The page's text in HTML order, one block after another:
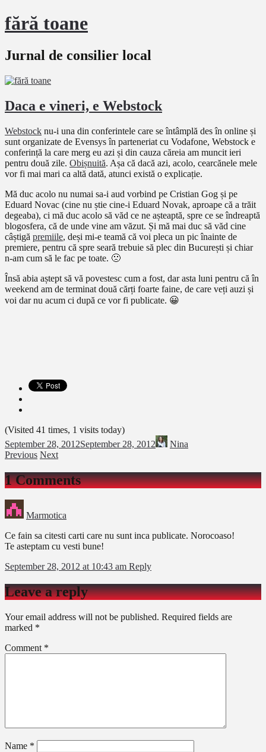
fără toane
Jurnal de consilier local
Daca e vineri, e Webstock
Webstock nu-i una din conferintele care se întâmplă des în online și
sunt organizate de Evensys în parteneriat cu Vodafone, Webstock e
conferință la care merg eu azi și din cauza căreia am muncit ieri
pentru două zile. Obișnuită. Așa că dacă azi, acolo, cearcănele mele
vor fi mai mari ca altă dată, atunci există o explicație.
Mă duc acolo nu numai sa-i aud vorbind pe Cristian Gog și pe
Eduard Novac (cine nu știe cine-i Eduard Novak, aproape că a trăit
degeaba), ci mă duc acolo să văd ce ne așteaptă, spre ce se îndreaptă
blogosfera, că de unde vine am văzut. Și mă mai duc să văd cine
câștigă premiile, deși mi-e teamă că voi pleca un pic înainte de
premiere, pentru că spre seară trebuie să plec din București și chiar
n-am cum să le fac pe toate. 🙁
Însă abia aștept să vă povestesc cum a fost, dar asta luni pentru că în
weekend am de terminat două cărți foarte faine, de care veți auzi și
voi dar nu acum ci după ce vor fi publicate. 😀
(Visited 41 times, 1 visits today)
September 28, 2012September 28, 2012
Nina
Previous Next
1 Comments
Marmotica
Ce fain sa citesti carti care nu sunt inca publicate. Norocoaso!
Te asteptam cu vesti bune!
September 28, 2012 at 10:43 am Reply
Leave a reply
Your email address will not be published. Required fields are
marked *
Comment *
Name *